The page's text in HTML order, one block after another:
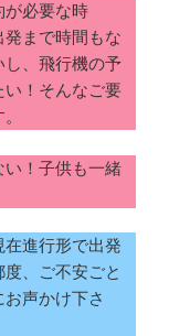
が必要な時
まで時間もな
し、飛行機の予
！そんなご要
い！子供も一緒
進行形で出発
、ご不安ごと
声かけ下さ